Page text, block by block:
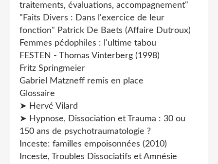
traitements, évaluations, accompagnement"
"Faits Divers : Dans l'exercice de leur
fonction" Patrick De Baets (Affaire Dutroux)
Femmes pédophiles : l'ultime tabou
FESTEN - Thomas Vinterberg (1998)
Fritz Springmeier
Gabriel Matzneff remis en place
Glossaire
➤ Hervé Vilard
➤ Hypnose, Dissociation et Trauma : 30 ou
150 ans de psychotraumatologie ?
Inceste: familles empoisonnées (2010)
Inceste, Troubles Dissociatifs et Amnésie